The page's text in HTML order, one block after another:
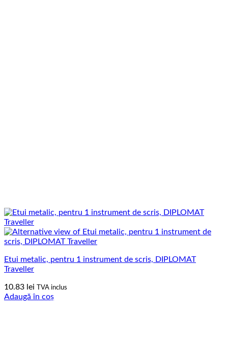
Etui metalic, pentru 1 instrument de scris, DIPLOMAT
Traveller
10.83 lei TVA inclus
Adaugă în coș